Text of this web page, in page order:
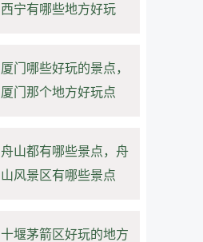
西宁有哪些地方好玩
厦门哪些好玩的景点，
厦门那个地方好玩点
舟山都有哪些景点，舟
山风景区有哪些景点
十堰茅箭区好玩的地方